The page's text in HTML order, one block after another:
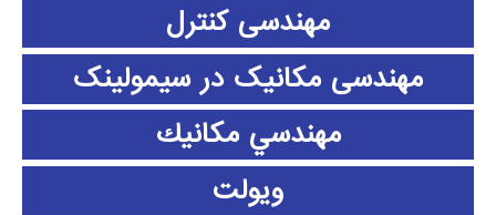
مهندسی کنترل
مهندسی مکانیک در سیمولینک
مهندسي مكانيك
ویولت